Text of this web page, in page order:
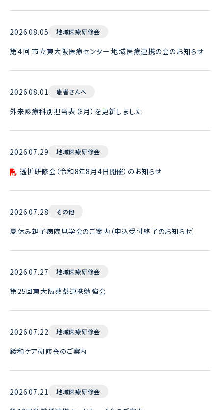
2026.08.05 地域医療研修会
第４回 市立東大阪医療センター 地域医療連携の会のお知らせ
2026.08.01 患者さんへ
外来診療科別担当表（8月）を更新しました
2026.07.29 地域医療研修会
透析研修会（令和8年8月4日開催）のお知らせ
2026.07.28 その他
夏休み親子病院見学会のご案内（申込受付終了のお知らせ）
2026.07.27 地域医療研修会
第25回東大阪薬薬連携勉強会
2026.07.22 地域医療研修会
緩和ケア研修会のご案内
2026.07.21 地域医療研修会